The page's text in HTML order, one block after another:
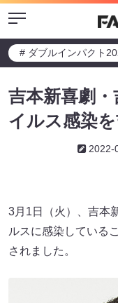
Menu
# ダブルインパクト
吉本新喜劇
イルス感染
2022-
3月1日（火）、吉本
ルスに感染している
されました。